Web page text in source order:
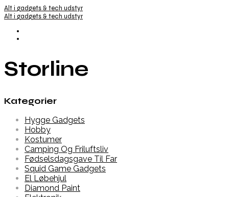
Alt i gadgets & tech udstyr
Alt i gadgets & tech udstyr
Storline
Kategorier
Hygge Gadgets
Hobby
Kostumer
Camping Og Friluftsliv
Fødselsdagsgave Til Far
Squid Game Gadgets
El Løbehjul
Diamond Paint